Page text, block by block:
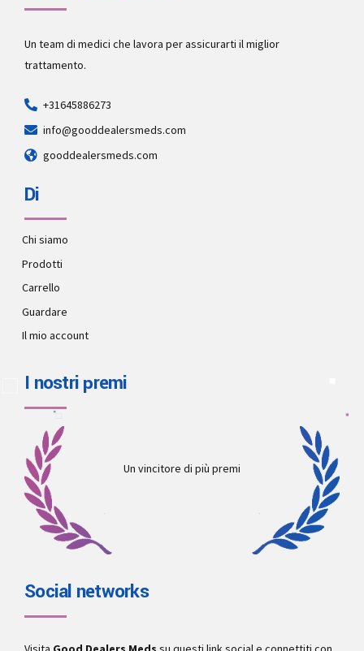
Un team di medici che lavora per assicurarti il miglior
trattamento.
+31645886273
info@gooddealersmeds.com
gooddealersmeds.com
Di
Chi siamo
Prodotti
Carrello
Guardare
Il mio account
I nostri premi
Un vincitore di più premi
Social networks